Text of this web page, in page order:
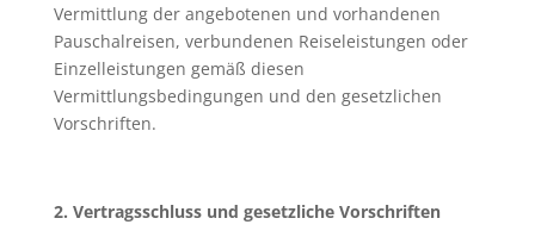
Vermittlung der angebotenen und vorhandenen
Pauschalreisen, verbundenen Reiseleistungen oder
Einzelleistungen gemäß diesen
Vermittlungsbedingungen und den gesetzlichen
Vorschriften.
2. Vertragsschluss und gesetzliche Vorschriften